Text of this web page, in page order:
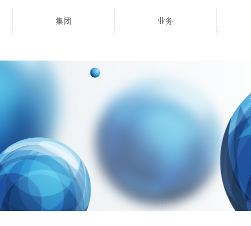
集团 业务